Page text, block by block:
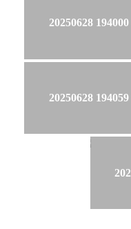
20250628 194000
20250628 194059